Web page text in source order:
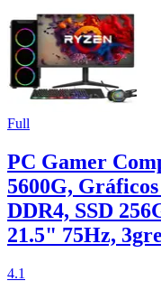
Full
PC Gamer
5600G,
DDR4, SSD
21.5" 75Hz,
4.1